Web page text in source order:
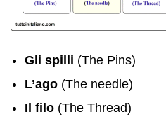
Gli spilli (The Pins)
L’ago (The needle)
Il filo (The Thread)